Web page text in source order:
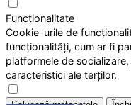
Funcționalitate
Cookie-urile de
funcționalități, cum ar fi
platformele de
caracteristici ale terților.